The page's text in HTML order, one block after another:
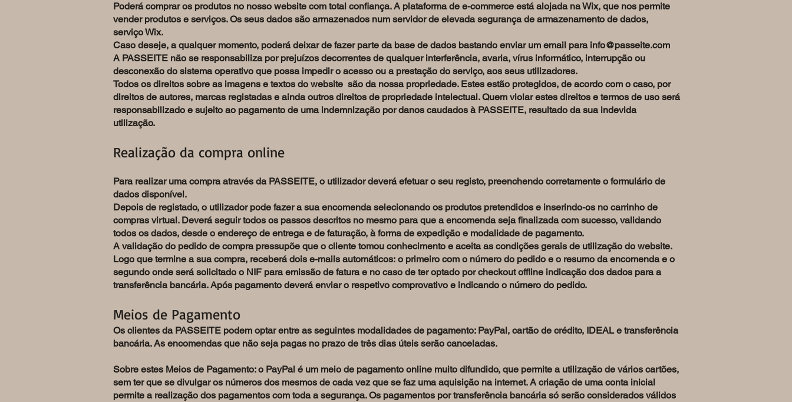
Poderá comprar os produtos no nosso website com total confiança. A plataforma de e-commerce está alojada na Wix, que nos permite
vender produtos e serviços. Os seus dados são armazenados num servidor de elevada segurança de armazenamento de dados,
serviço Wix.
Caso deseje, a qualquer momento, poderá deixar de fazer parte da base de dados bastando enviar um email para info@passeite.com
A PASSEITE não se responsabiliza por prejuízos decorrentes de qualquer interferência, avaria, vírus informático, interrupção ou
desconexão do sistema operativo que possa impedir o acesso ou a prestação do serviço, aos seus utilizadores.
Todos os direitos sobre as imagens e textos do website são da nossa propriedade. Estes estão protegidos, de acordo com o caso, por
direitos de autores, marcas registadas e ainda outros direitos de propriedade intelectual. Quem violar estes direitos e termos de uso será
responsabilizado e sujeito ao pagamento de uma indemnização por danos caudados à PASSEITE, resultado da sua indevida
utilização.
Realização da compra online
Para realizar uma compra através da PASSEITE, o utilizador deverá efetuar o seu registo, preenchendo corretamente o formulário de
dados disponível.
Depois de registado, o utilizador pode fazer a sua encomenda selecionando os produtos pretendidos e inserindo-os no carrinho de
compras virtual. Deverá seguir todos os passos descritos no mesmo para que a encomenda seja finalizada com sucesso, validando
todos os dados, desde o endereço de entrega e de faturação, à forma de expedição e modalidade de pagamento.
A validação do pedido de compra pressupõe que o cliente tomou conhecimento e aceita as condições gerais de utilização do website.
Logo que termine a sua compra, receberá dois e-mails automáticos: o primeiro com o número do pedido e o resumo da encomenda e o
segundo onde será solicitado o NIF para emissão de fatura e no caso de ter optado por checkout offline indicação dos dados para a
transferência bancária. Após pagamento deverá enviar o respetivo comprovativo e indicando o número do pedido.
Meios de Pagamento
Os clientes da PASSEITE podem optar entre as seguintes modalidades de pagamento: PayPal, cartão de crédito, IDEAL e transferência
bancária. As encomendas que não seja pagas no prazo de três dias úteis serão canceladas.
Sobre estes Meios de Pagamento: o PayPal é um meio de pagamento online muito difundido, que permite a utilização de vários cartões,
sem ter que se divulgar os números dos mesmos de cada vez que se faz uma aquisição na internet. A criação de uma conta inicial
permite a realização dos pagamentos com toda a segurança. Os pagamentos por transferência bancária só serão considerados válidos